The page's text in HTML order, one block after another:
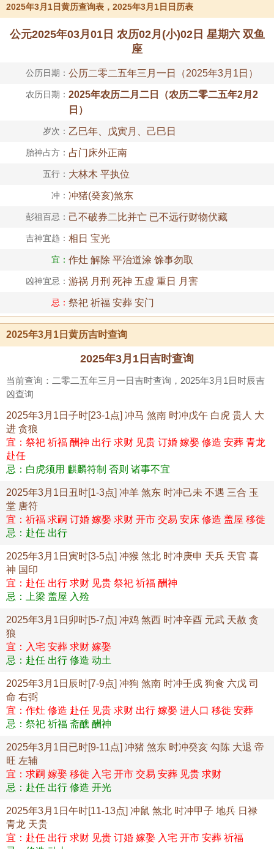
2025年3月1日黄历查询表，2025年3月1日日历表
公元2025年03月01日 农历02月(小)02日 星期六 双鱼
座
公历日期： 公历二零二五年三月一日（2025年3月1日）
农历日期： 2025年农历二月二日（农历二零二五年2月2
日）
岁次： 乙巳年、戊寅月、己巳日
胎神占方： 占门床外正南
五行： 大林木 平执位
冲： 冲猪(癸亥)煞东
彭祖百忌： 己不破券二比并亡 已不远行财物伏藏
吉神宜趋： 相日 宝光
宜： 作灶 解除 平治道涂 馀事勿取
凶神宜忌： 游祸 月刑 死神 五虚 重日 月害
忌： 祭祀 祈福 安葬 安门
2025年3月1日黄历吉时查询
2025年3月1日吉时查询
当前查询：二零二五年三月一日吉时查询，2025年3月1日时辰吉
凶查询
2025年3月1日子时[23-1点] 冲马 煞南 时冲戊午 白虎 贵人 大
进 贪狼
宜：祭祀 祈福 酬神 出行 求财 见贵 订婚 嫁娶 修造 安葬 青龙
赴任
忌：白虎须用 麒麟符制 否则 诸事不宜
2025年3月1日丑时[1-3点] 冲羊 煞东 时冲己未 不遇 三合 玉
堂 唐符
宜：祈福 求嗣 订婚 嫁娶 求财 开市 交易 安床 修造 盖屋 移徙
忌：赴任 出行
2025年3月1日寅时[3-5点] 冲猴 煞北 时冲庚申 天兵 天官 喜
神 国印
宜：赴任 出行 求财 见贵 祭祀 祈福 酬神
忌：上梁 盖屋 入殓
2025年3月1日卯时[5-7点] 冲鸡 煞西 时冲辛酉 元武 天赦 贪
狼
宜：入宅 安葬 求财 嫁娶
忌：赴任 出行 修造 动土
2025年3月1日辰时[7-9点] 冲狗 煞南 时冲壬戍 狗食 六戊 司
命 右弼
宜：作灶 修造 赴任 见贵 求财 出行 嫁娶 进人口 移徙 安葬
忌：祭祀 祈福 斋醮 酬神
2025年3月1日已时[9-11点] 冲猪 煞东 时冲癸亥 勾陈 大退 帝
旺 左辅
宜：求嗣 嫁娶 移徙 入宅 开市 交易 安葬 见贵 求财
忌：赴任 出行 修造 开光
2025年3月1日午时[11-13点] 冲鼠 煞北 时冲甲子 地兵 日禄
青龙 天贵
宜：赴任 出行 求财 见贵 订婚 嫁娶 入宅 开市 安葬 祈福